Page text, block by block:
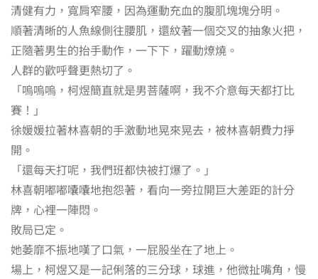
清健有力，寬肩窄腰，因為運動充血的腹肌塊塊分明。
順著清晰的人魚線側往腰肌，還紋著一個交叉的抽象火把，
正隨著男生的抬手動作，一下下，躍動燎燒。
人群的歡呼聲更熱切了。
「嗚嗚嗚，柯煜簡直就是男菩薩啊，我不介意每天都打比
賽！」
徐媛媛拉著林喜朝的手激動地晃來晃去，被林喜朝費力掙
開。
「還每天打呢，我們班都快被打爆了。」
林喜朝嘟嘟囔囔地抱怨著，看向一旁拉開巨大差距的計分
牌，心裡一陣悶。
敗局已定。
她萎靡不振地嘆了口氣，一屁股坐在了地上。
場上，柯煜又是一記俐落的三分球，球進，他微扯嘴角，慢